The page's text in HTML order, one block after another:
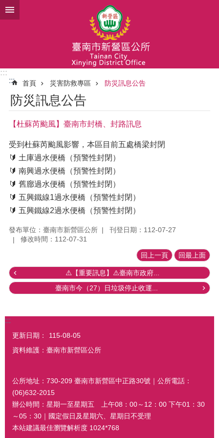
跳到主要內容區塊
:::
:::
首頁 災害防救專區 防災訊息公告
防災訊息公告
【杜蘇芮颱風】臺南市封橋、封路訊息
受到杜蘇芮颱風影響，本區目前五處橋梁封閉
🔰 土庫過水便橋（預警性封閉）
🔰 南興過水便橋（預警性封閉）
🔰 舊廍過水便橋（預警性封閉）
🔰 五興鐵線1過水便橋（預警性封閉）
🔰 五興鐵線2過水便橋（預警性封閉）
發布單位：臺南市新營區公所
刊登日期：112-07-27
修改時間：112-07-31
回上一頁 回最上面
⚠️【重要訊息】⚠️臺南市政府...
臺南市今（27）日垃圾停止收運...
:::
更新日期：
115-08-05
資料維護：臺南市新營區公所
公所地址：730-209 臺南市新營區中正路30號｜公所電話：
(06)632-2015
辦公時間：星期一至星期五 上午08：00～12：00 下午01：30
～05：30｜國定假日及星期六、星期日不受理
本站建議最佳瀏覽解析度 1024*768